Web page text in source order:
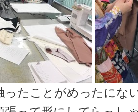
ったことがめったにな